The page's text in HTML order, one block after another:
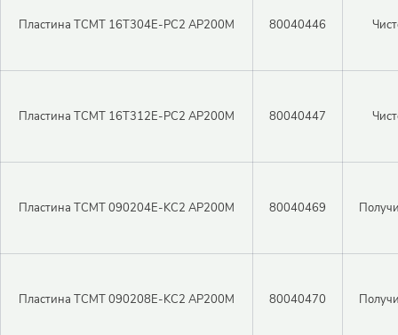
Пластина TCMT 16T304E-PC2 AP200M 80040446
Пластина TCMT 16T312E-PC2 AP200M 80040447
Пластина TCMT 090204E-KC2 AP200M 80040469
Пластина TCMT 090208E-KC2 AP200M 80040470